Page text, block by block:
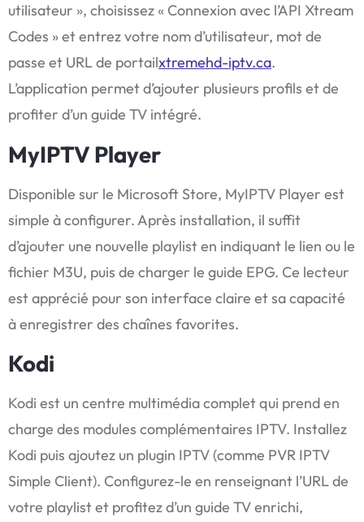
utilisateur », choisissez « Connexion avec l’API Xtream
Codes » et entrez votre nom d’utilisateur, mot de
passe et URL de portailxtremehd-iptv.ca.
L’application permet d’ajouter plusieurs profils et de
profiter d’un guide TV intégré.
MyIPTV Player
Disponible sur le Microsoft Store, MyIPTV Player est
simple à configurer. Après installation, il suffit
d’ajouter une nouvelle playlist en indiquant le lien ou le
fichier M3U, puis de charger le guide EPG. Ce lecteur
est apprécié pour son interface claire et sa capacité
à enregistrer des chaînes favorites.
Kodi
Kodi est un centre multimédia complet qui prend en
charge des modules complémentaires IPTV. Installez
Kodi puis ajoutez un plugin IPTV (comme PVR IPTV
Simple Client). Configurez-le en renseignant l’URL de
votre playlist et profitez d’un guide TV enrichi,